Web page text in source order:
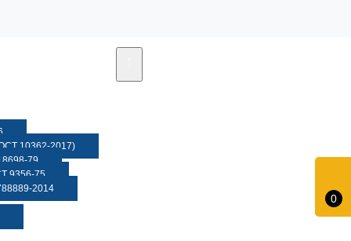
0
10362-2017)
79
9356-75
2014